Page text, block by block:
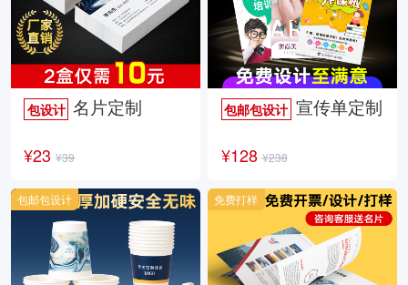
包设计 名片定制
¥23 ¥39
包邮包设计宣传单定制
¥128 ¥238
包邮包设计 免费打样